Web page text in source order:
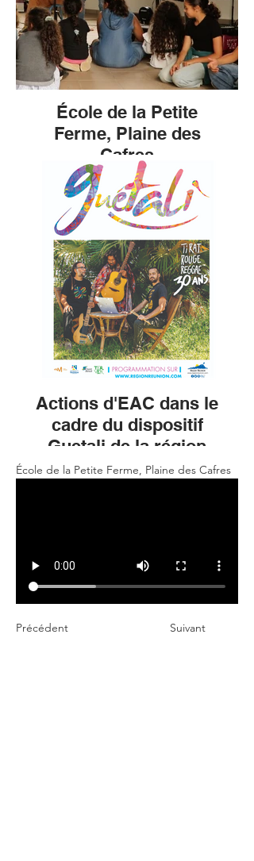
École de la Petite
Ferme, Plaine des
Cafres
Actions d'EAC dans le
cadre du dispositif
Guetali de la région
Réunion
École de la Petite Ferme, Plaine des Cafres
Précédent Suivant